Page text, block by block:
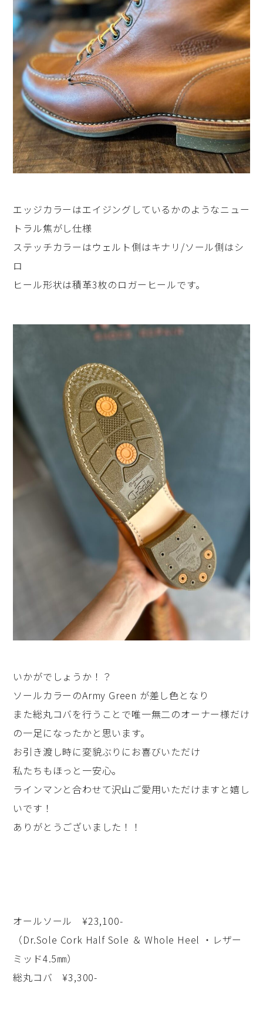
エッジカラーはエイジングしているかのようなニュー
トラル焦がし仕様
ステッチカラーはウェルト側はキナリ/ソール側はシ
ロ
ヒール形状は積革3枚のロガーヒールです。
いかがでしょうか！？
ソールカラーのArmy Green が差し色となり
また総丸コバを行うことで唯一無二のオーナー様だけ
の一足になったかと思います。
お引き渡し時に変貌ぶりにお喜びいただけ
私たちもほっと一安心。
ラインマンと合わせて沢山ご愛用いただけますと嬉し
いです！
ありがとうございました！！
オールソール ¥23,100-
（Dr.Sole Cork Half Sole ＆ Whole Heel ・レザー
ミッド4.5㎜）
総丸コバ ¥3,300-